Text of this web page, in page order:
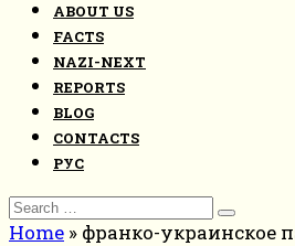
ABOUT US
FACTS
NAZI-NEXT
REPORTS
BLOG
CONTACTS
РУС
Search
for:
Home » франко-украинское